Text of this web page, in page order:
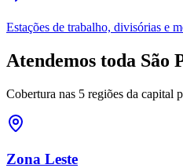
Estações de trabalho, divisórias e
Atendemos toda São
Cobertura nas 5 regiões da capital
Zona Leste